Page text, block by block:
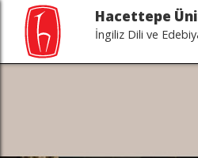
Hacettepe
İngiliz Dili ve